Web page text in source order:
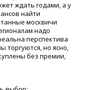
ждать годами, а у
найти
москвичи
надо
перспектива
торгуются, но ясно,
без премии,